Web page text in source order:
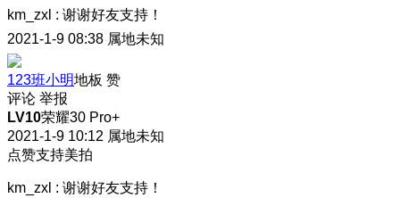
km_zxl : 谢谢好友支持！
2021-1-9 08:38 属地未知
123班小明地板 赞
评论 举报
LV10荣耀30 Pro+
2021-1-9 10:12 属地未知
点赞支持美拍
km_zxl : 谢谢好友支持！